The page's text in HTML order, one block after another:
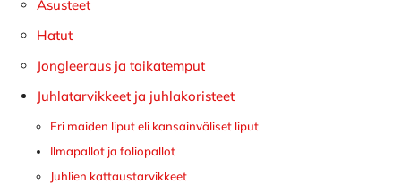
Asusteet
Hatut
Jongleeraus ja taikatemput
Juhlatarvikkeet ja juhlakoristeet
Eri maiden liput eli kansainväliset liput
Ilmapallot ja foliopallot
Juhlien kattaustarvikkeet